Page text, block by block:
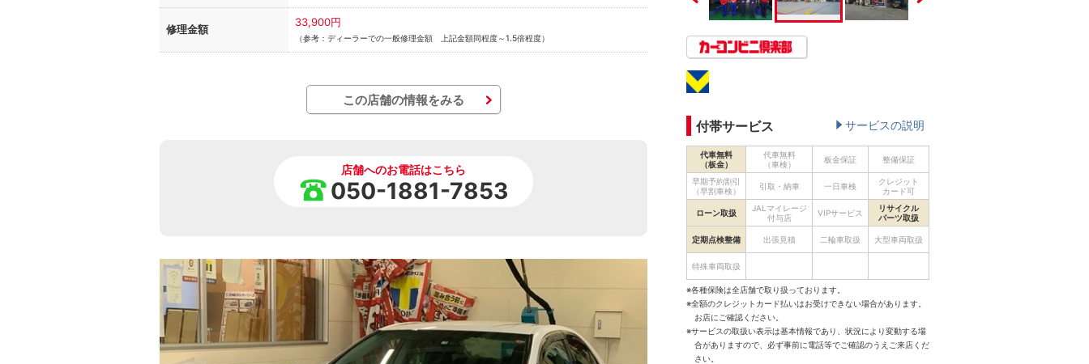
修理金額
33,900円
（参考：ディーラーでの一般修理金額 上記金額同程度～1.5倍程度）
この店舗の情報をみる
店舗へのお電話はこちら
050-1881-7853
付帯サービス サービスの説明
代車無料
（板金）
代車無料
（車検）
板金保証 整備保証
早期予約割引
（早割車検）
引取・納車 一日車検
クレジット
カード可
ローン取扱
JALマイレージ
付与店
VIPサービス
リサイクル
パーツ取扱
定期点検整備 出張見積 二輪車取扱 大型車両取扱
特殊車両取扱
※各種保険は全店舗で取り扱っております。
※全額のクレジットカード払いはお受けできない場合があります。
お店にご確認ください。
※サービスの取扱い表示は基本情報であり、状況により変動する場
合がありますので、必ず事前に電話等でご確認のうえご来店くだ
さい。